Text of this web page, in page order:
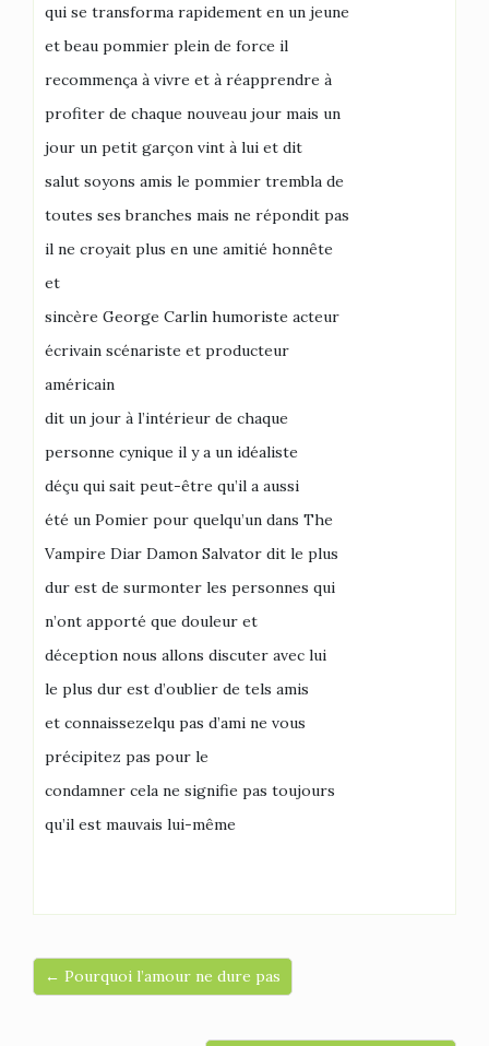
qui se transforma rapidement en un jeune
et beau pommier plein de force il
recommença à vivre et à réapprendre à
profiter de chaque nouveau jour mais un
jour un petit garçon vint à lui et dit
salut soyons amis le pommier trembla de
toutes ses branches mais ne répondit pas
il ne croyait plus en une amitié honnête
et
sincère George Carlin humoriste acteur
écrivain scénariste et producteur
américain
dit un jour à l’intérieur de chaque
personne cynique il y a un idéaliste
déçu qui sait peut-être qu’il a aussi
été un Pomier pour quelqu’un dans The
Vampire Diar Damon Salvator dit le plus
dur est de surmonter les personnes qui
n’ont apporté que douleur et
déception nous allons discuter avec lui
le plus dur est d’oublier de tels amis
et connaissezelqu pas d’ami ne vous
précipitez pas pour le
condamner cela ne signifie pas toujours
qu’il est mauvais lui-même
← Pourquoi l’amour ne dure pas